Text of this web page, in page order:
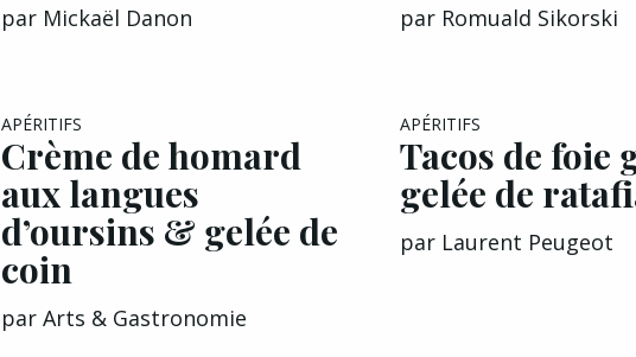
par Mickaël Danon par Romuald Sikorski
APÉRITIFS
Crème de homard
aux langues
d’oursins & gelée de
coin
par Arts & Gastronomie
APÉRITIFS
Tacos de foie
gelée de
par Laurent Peugeot